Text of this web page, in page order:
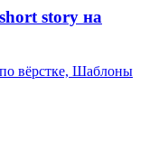
story на
вёрстке, Шаблоны